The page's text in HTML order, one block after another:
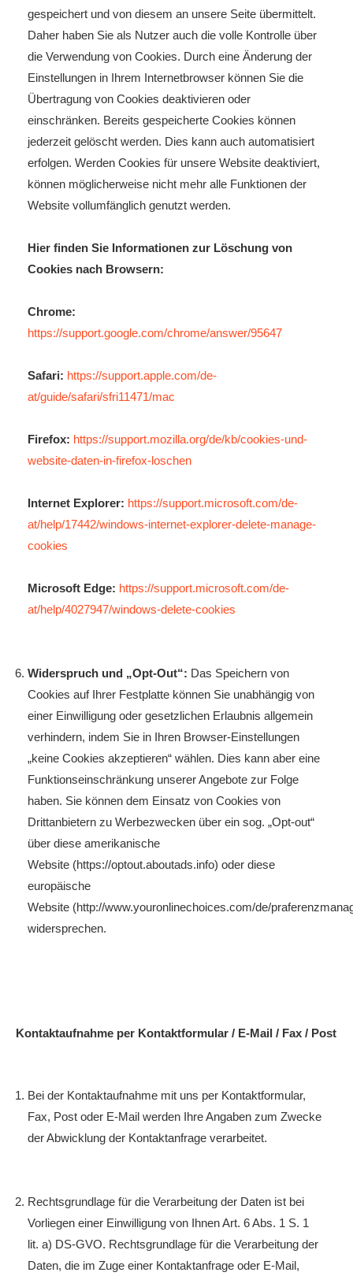
gespeichert und von diesem an unsere Seite übermittelt.
Daher haben Sie als Nutzer auch die volle Kontrolle über
die Verwendung von Cookies. Durch eine Änderung der
Einstellungen in Ihrem Internetbrowser können Sie die
Übertragung von Cookies deaktivieren oder
einschränken. Bereits gespeicherte Cookies können
jederzeit gelöscht werden. Dies kann auch automatisiert
erfolgen. Werden Cookies für unsere Website deaktiviert,
können möglicherweise nicht mehr alle Funktionen der
Website vollumfänglich genutzt werden.
Hier finden Sie Informationen zur Löschung von
Cookies nach Browsern:
Chrome:
https://support.google.com/chrome/answer/95647
Safari: https://support.apple.com/de-
at/guide/safari/sfri11471/mac
Firefox: https://support.mozilla.org/de/kb/cookies-und-
website-daten-in-firefox-loschen
Internet Explorer: https://support.microsoft.com/de-
at/help/17442/windows-internet-explorer-delete-manage-
cookies
Microsoft Edge: https://support.microsoft.com/de-
at/help/4027947/windows-delete-cookies
Widerspruch und „Opt-Out“: Das Speichern von
Cookies auf Ihrer Festplatte können Sie unabhängig von
einer Einwilligung oder gesetzlichen Erlaubnis allgemein
verhindern, indem Sie in Ihren Browser-Einstellungen
„keine Cookies akzeptieren“ wählen. Dies kann aber eine
Funktionseinschränkung unserer Angebote zur Folge
haben. Sie können dem Einsatz von Cookies von
Drittanbietern zu Werbezwecken über ein sog. „Opt-out“
über diese amerikanische
Website (https://optout.aboutads.info) oder diese
europäische
Website (http://www.youronlinechoices.com/de/
widersprechen.
Kontaktaufnahme per Kontaktformular / E-Mail / Fax / Post
Bei der Kontaktaufnahme mit uns per Kontaktformular,
Fax, Post oder E-Mail werden Ihre Angaben zum Zwecke
der Abwicklung der Kontaktanfrage verarbeitet.
Rechtsgrundlage für die Verarbeitung der Daten ist bei
Vorliegen einer Einwilligung von Ihnen Art. 6 Abs. 1 S. 1
lit. a) DS-GVO. Rechtsgrundlage für die Verarbeitung der
Daten, die im Zuge einer Kontaktanfrage oder E-Mail,